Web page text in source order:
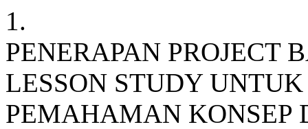
1.
PENERAPAN PROJECT
LESSON STUDY
PEMAHAMAN KONSEP